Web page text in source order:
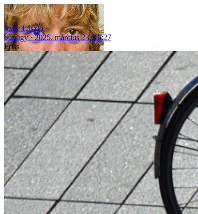
Szily László
bűnügy
2025. március 23. 16:27
Friss